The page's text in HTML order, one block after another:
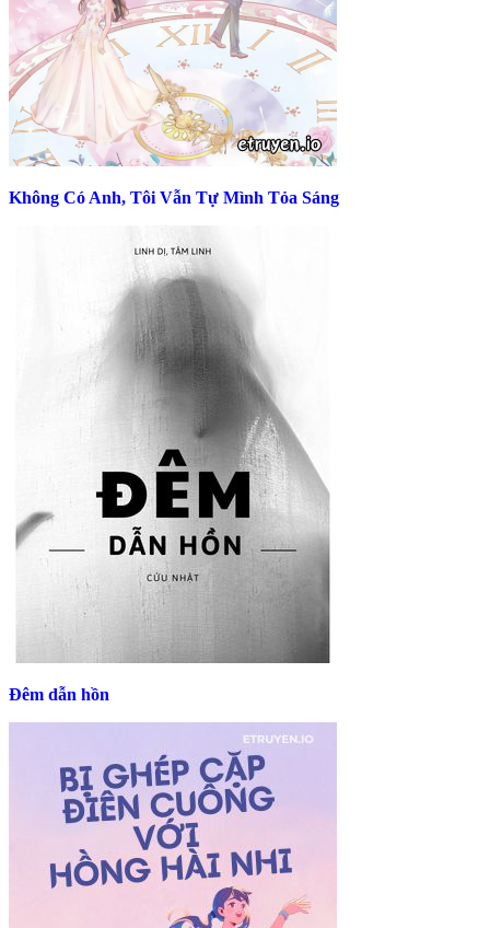
Không Có Anh, Tôi Vẫn Tự Mình Tỏa Sáng
Đêm dẫn hồn